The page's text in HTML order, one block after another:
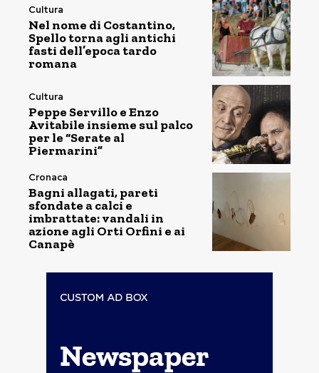
Cultura
Nel nome di Costantino,
Spello torna agli antichi
fasti dell’epoca tardo
romana
Cultura
Peppe Servillo e Enzo
Avitabile insieme sul palco
per le “Serate al
Piermarini”
Cronaca
Bagni allagati, pareti
sfondate a calci e
imbrattate: vandali in
azione agli Orti Orfini e ai
Canapè